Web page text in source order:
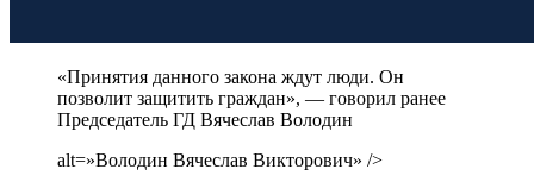
«Принятия данного закона ждут люди. Он
позволит защитить граждан», — говорил ранее
Председатель ГД Вячеслав Володин
alt=»Володин Вячеслав Викторович» />